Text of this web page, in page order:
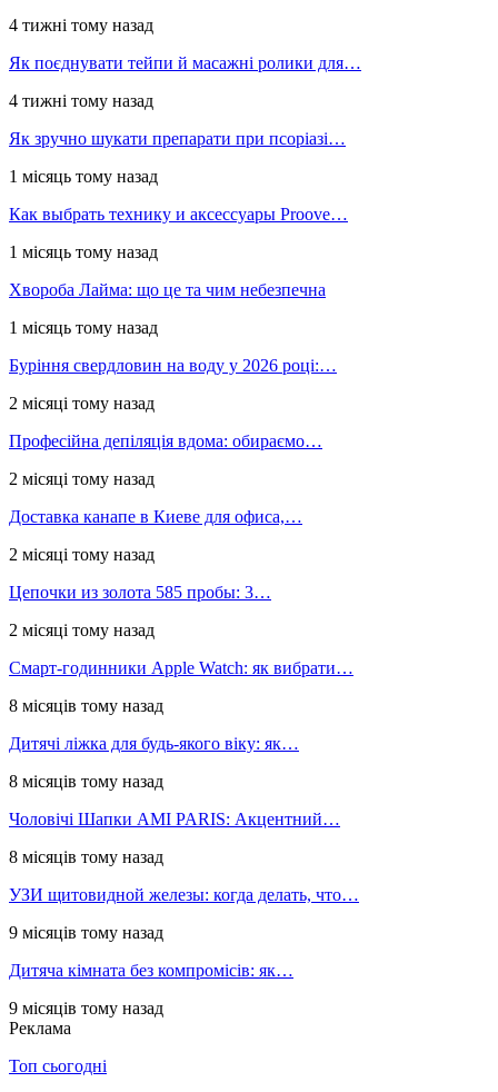
4 тижні тому назад
Як поєднувати тейпи й масажні ролики для…
4 тижні тому назад
Як зручно шукати препарати при псоріазі…
1 місяць тому назад
Как выбрать технику и аксессуары Proove…
1 місяць тому назад
Хвороба Лайма: що це та чим небезпечна
1 місяць тому назад
Буріння свердловин на воду у 2026 році:…
2 місяці тому назад
Професійна депіляція вдома: обираємо…
2 місяці тому назад
Доставка канапе в Киеве для офиса,…
2 місяці тому назад
Цепочки из золота 585 пробы: 3…
2 місяці тому назад
Смарт-годинники Apple Watch: як вибрати…
8 місяців тому назад
Дитячі ліжка для будь-якого віку: як…
8 місяців тому назад
Чоловічі Шапки AMI PARIS: Акцентний…
8 місяців тому назад
УЗИ щитовидной железы: когда делать, что…
9 місяців тому назад
Дитяча кімната без компромісів: як…
9 місяців тому назад
Реклама
Топ сьогодні